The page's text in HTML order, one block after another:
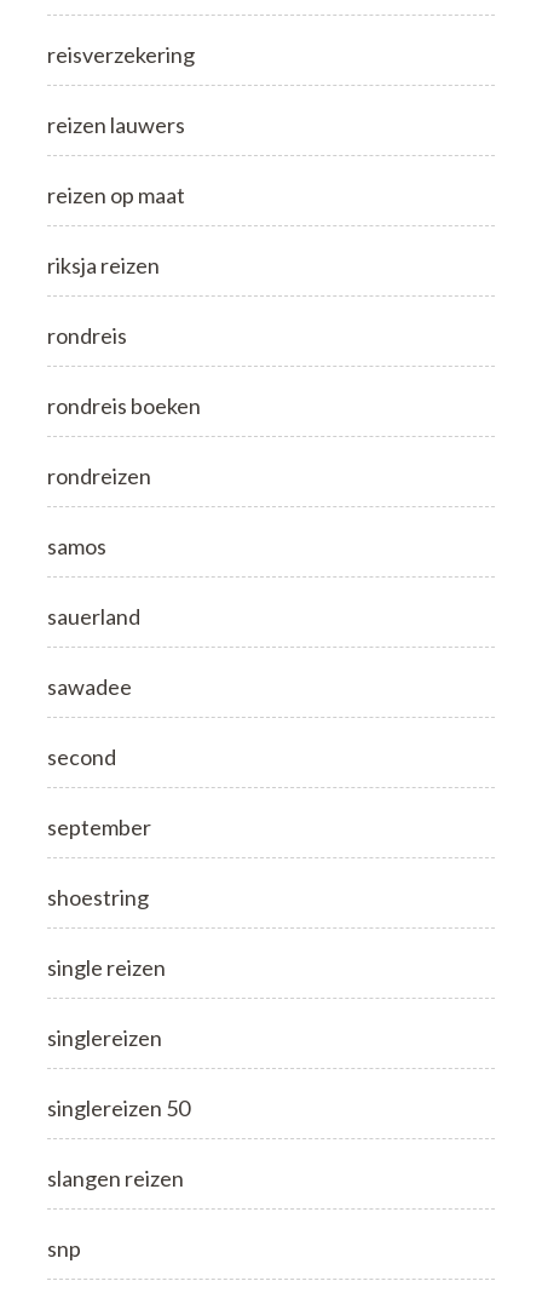
reisverzekering
reizen lauwers
reizen op maat
riksja reizen
rondreis
rondreis boeken
rondreizen
samos
sauerland
sawadee
second
september
shoestring
single reizen
singlereizen
singlereizen 50
slangen reizen
snp